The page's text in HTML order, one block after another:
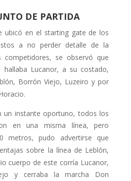
DE PARTIDA
ubicó en el starting gate de los
a no perder detalle de la
competidores, se obser­vó que
Lucanor, a su costado,
Borrón Viejo, Luzeiro y por
un instante opor­tuno, todos los
en una misma línea, pero
metros, pudo advertirse que
sobre la lí­nea de Leblón,
cuerpo de este corría Lucanor,
y cerraba la marcha Don